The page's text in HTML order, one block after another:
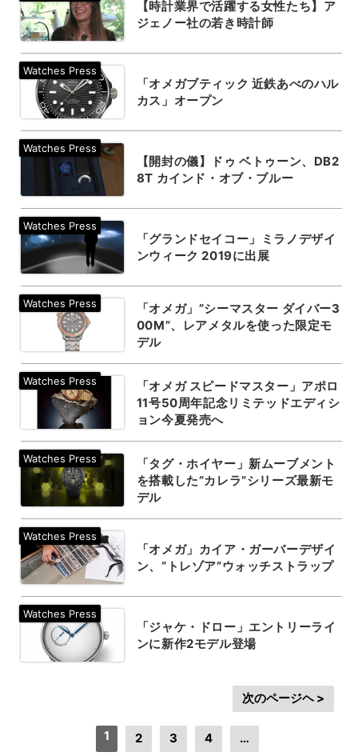
【時計業界で活躍する女性たち】ア
ジェノー社の若き時計師
「オメガブティック 近鉄あべのハル
カス」オープン
【開封の儀】ドゥ ベトゥーン、DB2
8T カインド・オブ・ブルー
「グランドセイコー」ミラノデザイ
ンウィーク 2019に出展
「オメガ」”シーマスター ダイバー3
00M”、レアメタルを使った限定モ
デル
「オメガ スピードマスター」アポロ
11号50周年記念リミテッドエディシ
ョン今夏発売へ
「タグ・ホイヤー」新ムーブメント
を搭載した”カレラ”シリーズ最新モ
デル
「オメガ」カイア・ガーバーデザイ
ン、“トレゾア”ウォッチストラップ
「ジャケ・ドロー」エントリーライ
ンに新作2モデル登場
1 2 3 4 …
次のページヘ >